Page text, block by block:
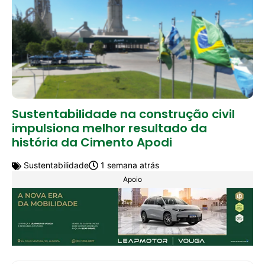
Sustentabilidade na construção civil
impulsiona melhor resultado da
história da Cimento Apodi
Sustentabilidade 1 semana atrás
Apoio